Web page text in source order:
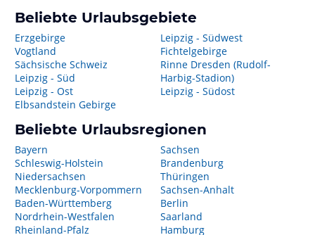
Beliebte Urlaubsgebiete
Erzgebirge
Vogtland
Sächsische Schweiz
Leipzig - Süd
Leipzig - Ost
Elbsandstein Gebirge
Leipzig - Südwest
Fichtelgebirge
Rinne Dresden (Rudolf-
Harbig-Stadion)
Leipzig - Südost
Beliebte Urlaubsregionen
Bayern
Schleswig-Holstein
Niedersachsen
Mecklenburg-Vorpommern
Baden-Württemberg
Nordrhein-Westfalen
Rheinland-Pfalz
Sachsen
Brandenburg
Thüringen
Sachsen-Anhalt
Berlin
Saarland
Hamburg